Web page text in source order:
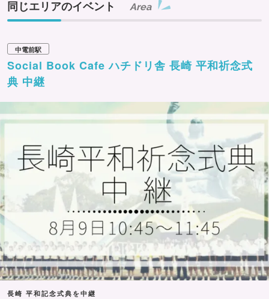
同じエリアのイベント Area
中電前駅
Social Book Cafe ハチドリ舎 長崎 平和祈念式
典 中継
長崎 平和記念式典を中継